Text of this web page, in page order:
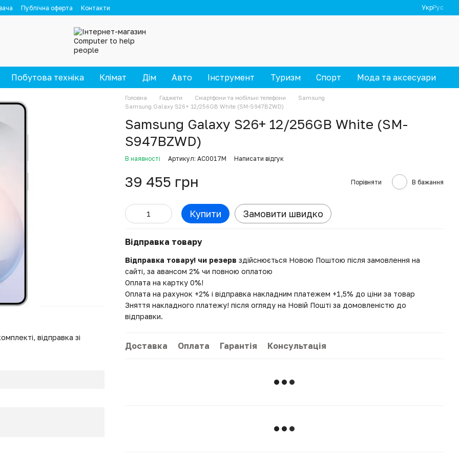
Публічна оферта Контакти УкрРус
Побутова техніка Клімат Дім Авто Інструмент Туризм Спорт Мода та аксесуари
відправка зі
Головна Гаджети Смартфони та мобільні телефони
Samsung
Samsung Galaxy S26+ 12/256GB White (SM-S947BZWD)
Samsung Galaxy S26+ 12/256GB White (SM-
S947BZWD)
В наявності Артикул: AC0017M Написати відгук
39 455 грн Порівняти В бажання
Купити Замовити швидко
Відправка товару
Відправка товару! чи резерв здійснюється Новою Поштою після замовлення на
сайті, за авансом 2% чи повною оплатою
Оплата на картку 0%!
Оплата на рахунок +2% і відправка накладним платежем +1,5% до ціни за товар
Зняття накладного платежу! після огляду на Новій Пошті за домовленістю до
відправки.
Доставка Оплата Гарантія Консультація